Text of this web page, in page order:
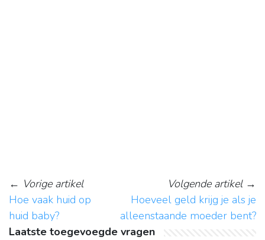
← Vorige artikel
Hoe vaak huid op
huid baby?
Volgende artikel→
Hoeveel geld krijg je als je
alleenstaande moeder bent?
Laatste toegevoegde vragen